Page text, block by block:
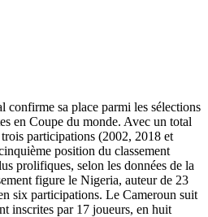
confirme sa place parmi les sélections
en Coupe du monde. Avec un total
participations (2002, 2018 et
position du classement
prolifiques, selon les données de la
figure le Nigeria, auteur de 23
six participations. Le Cameroun suit
inscrites par 17 joueurs, en huit